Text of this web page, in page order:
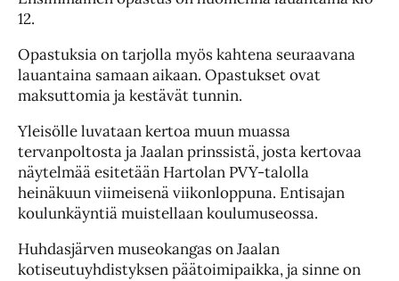
12.
Opastuksia on tarjolla myös kahtena seuraavana
lauantaina samaan aikaan. Opastukset ovat
maksuttomia ja kestävät tunnin.
Yleisölle luvataan kertoa muun muassa
tervanpoltosta ja Jaalan prinssistä, josta kertovaa
näytelmää esitetään Hartolan PVY-talolla
heinäkuun viimeisenä viikonloppuna. Entisajan
koulunkäyntiä muistellaan koulumuseossa.
Huhdasjärven museokangas on Jaalan
kotiseutuyhdistyksen päätoimipaikka, ja sinne on